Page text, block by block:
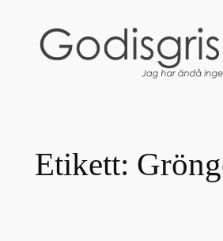
innehåll
Etikett: